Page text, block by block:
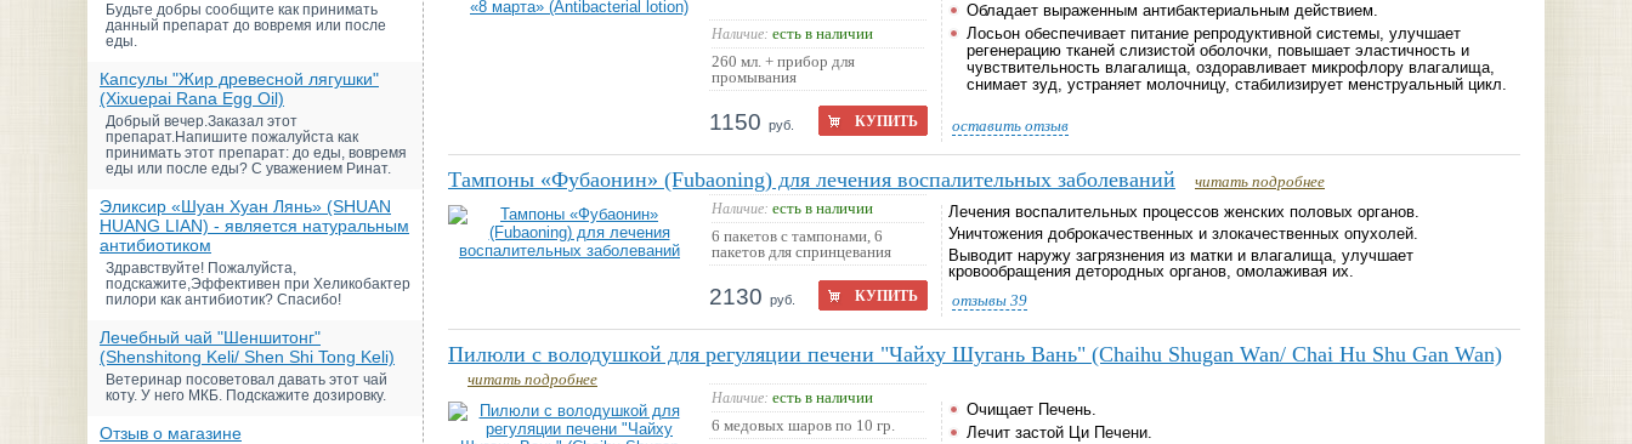
Будьте добры сообщите как принимать
данный препарат до вовремя или после
еды.
Капсулы "Жир древесной лягушки"
(Xixuepai Rana Egg Oil)
Добрый вечер.Заказал этот
препарат.Напишите пожалуйста как
принимать этот препарат: до еды, вовремя
еды или после еды? С уважением Ринат.
Эликсир «Шуан Хуан Лянь» (SHUAN
HUANG LIAN) - является натуральным
антибиотиком
Здравствуйте! Пожалуйста,
подскажите,Эффективен при Хеликобактер
пилори как антибиотик? Спасибо!
Лечебный чай "Шеншитонг"
(Shenshitong Keli/ Shen Shi Tong Keli)
Ветеринар посоветовал давать этот чай
коту. У него МКБ. Подскажите дозировку.
Отзыв о магазине
Наличие: есть в наличии
260 мл. + прибор для
промывания
1150 руб. КУПИТЬ
Обладает выраженным антибактериальным действием.
Лосьон обеспечивает питание репродуктивной системы, улучшает
регенерацию тканей слизистой оболочки, повышает эластичность и
чувствительность влагалища, оздоравливает микрофлору влагалища,
снимает зуд, устраняет молочницу, стабилизирует менструальный цикл.
оставить отзыв
Тампоны «Фубаонин» (Fubaoning) для лечения воспалительных заболеваний читать подробнее
Наличие: есть в наличии
6 пакетов с тампонами, 6
пакетов для спринцевания
2130 руб. КУПИТЬ
Лечения воспалительных процессов женских половых органов.
Уничтожения доброкачественных и злокачественных опухолей.
Выводит наружу загрязнения из матки и влагалища, улучшает
кровообращения детородных органов, омолаживая их.
отзывы 39
Пилюли с володушкой для регуляции печени "Чайху Шугань Вань" (Chaihu Shugan Wan/ Chai Hu Shu Gan Wan)
читать подробнее
Наличие: есть в наличии
6 медовых шаров по 10 гр.
Очищает Печень.
Лечит застой Ци Печени.